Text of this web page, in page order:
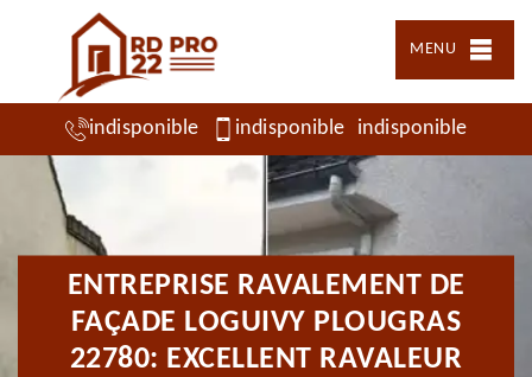
MENU
indisponible indisponible indisponible
ENTREPRISE RAVALEMENT DE
FAÇADE LOGUIVY PLOUGRAS
22780: EXCELLENT RAVALEUR